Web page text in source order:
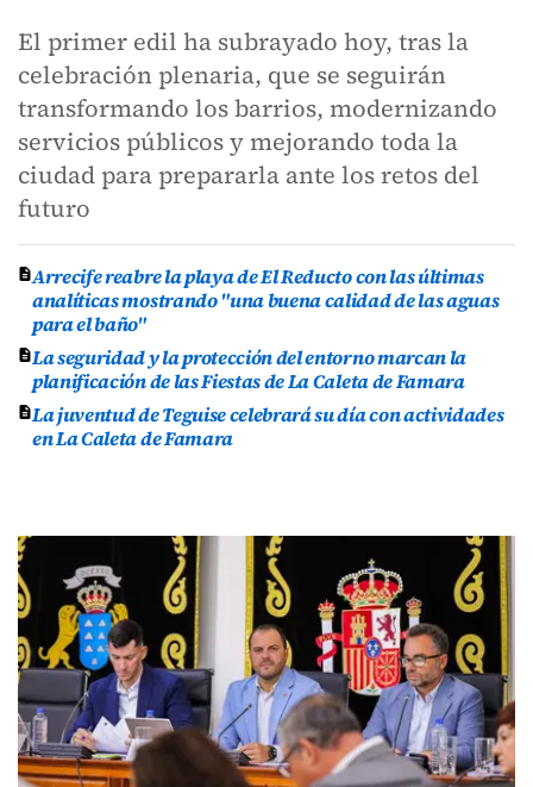
El primer edil ha subrayado hoy, tras la
celebración plenaria, que se seguirán
transformando los barrios, modernizando
servicios públicos y mejorando toda la
ciudad para prepararla ante los retos del
futuro
Arrecife reabre la playa de El Reducto con las últimas
analíticas mostrando "una buena calidad de las aguas
para el baño"
La seguridad y la protección del entorno marcan la
planificación de las Fiestas de La Caleta de Famara
La juventud de Teguise celebrará su día con actividades
en La Caleta de Famara